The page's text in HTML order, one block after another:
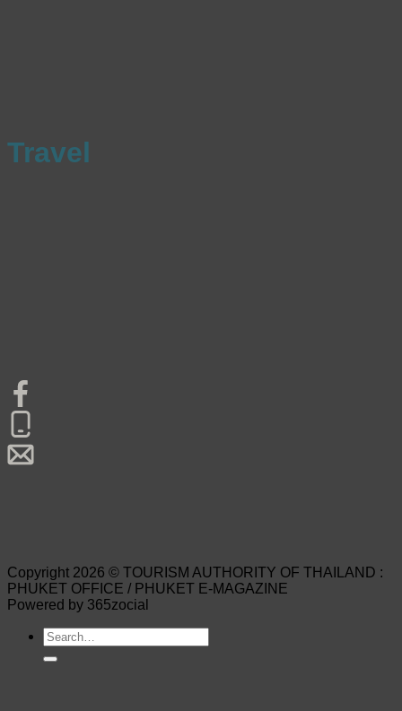
Travel
Copyright 2026 © TOURISM AUTHORITY OF THAILAND :
PHUKET OFFICE / PHUKET E-MAGAZINE
Powered by 365zocial